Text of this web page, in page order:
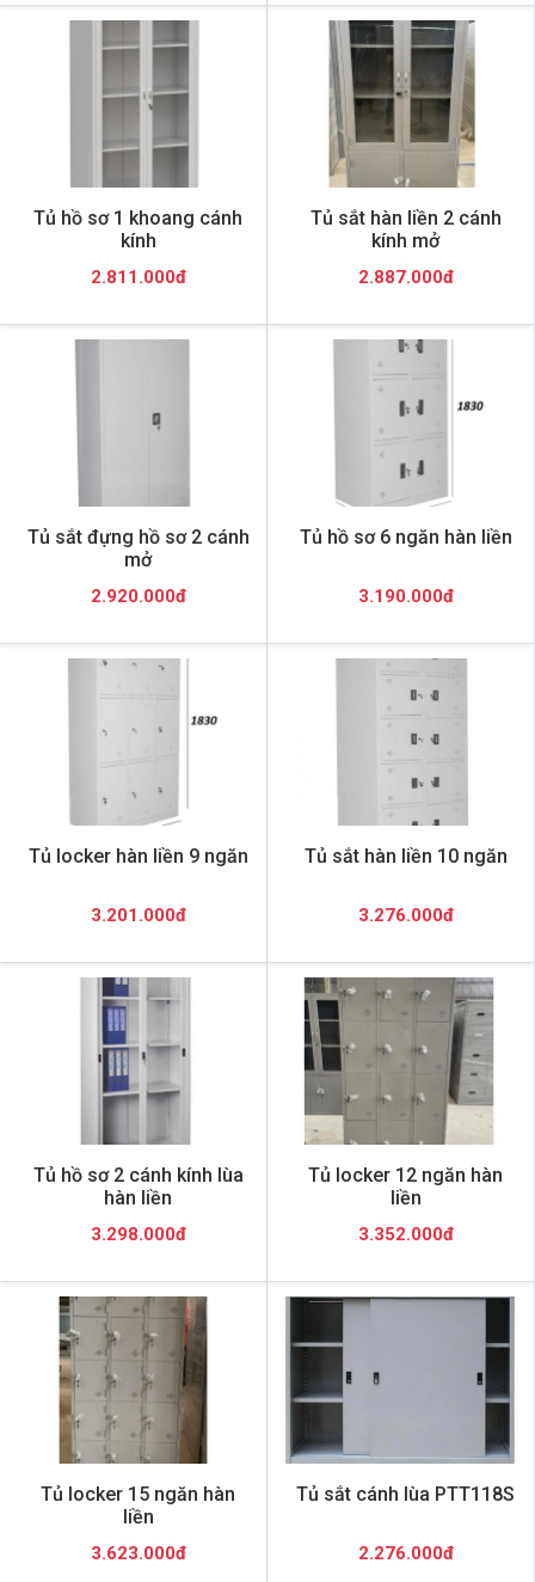
Tủ hồ sơ 1 khoang cánh
kính
2.811.000đ
Tủ sắt hàn liền 2 cánh
kính mở
2.887.000đ
Tủ sắt đựng hồ sơ 2 cánh
mở
2.920.000đ
Tủ hồ sơ 6 ngăn hàn liền
3.190.000đ
Tủ locker hàn liền 9 ngăn
3.201.000đ
Tủ sắt hàn liền 10 ngăn
3.276.000đ
Tủ hồ sơ 2 cánh kính lùa
hàn liền
3.298.000đ
Tủ locker 12 ngăn hàn
liền
3.352.000đ
Tủ locker 15 ngăn hàn
liền
3.623.000đ
Tủ sắt cánh lùa PTT118S
2.276.000đ